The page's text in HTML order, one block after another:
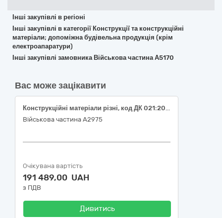
Інші закупівлі в регіоні
Інші закупівлі в категорії Конструкції та конструкційні
матеріали; допоміжна будівельна продукція (крім
електроапаратури)
Інші закупівлі замовника Військова частина А5170
Вас може зацікавити
Конструкційні матеріали різні, код ДК 021:2015: 44190000-8 Конструкційні матеріали різні
Військова частина А2975
Очікувана вартість
191 489,00 UAH
з ПДВ
Дивитись